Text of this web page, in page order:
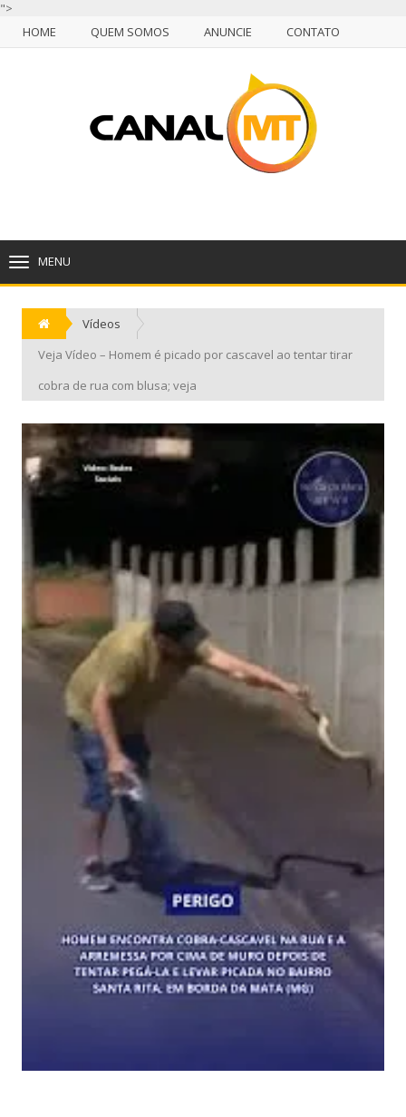
">
HOME
QUEM SOMOS ANUNCIE
CONTATO
ANUNCIE
CUIABÁ, SEXTA-FEIRA, 07 DE AGOSTO DE 2026
MENU
Vídeos
Veja Vídeo – Homem é picado por cascavel ao tentar tirar
cobra de rua com blusa; veja